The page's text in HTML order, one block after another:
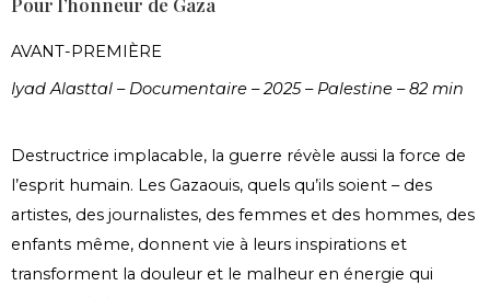
AVANT-PREMIÈRE
Iyad Alasttal – Documentaire – 2025 – Palestine – 82 min
Destructrice implacable, la guerre révèle aussi la force de
l’esprit humain. Les Gazaouis, quels qu’ils soient – des
artistes, des journalistes, des femmes et des hommes, des
enfants même, donnent vie à leurs inspirations et
transforment la douleur et le malheur en énergie qui